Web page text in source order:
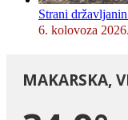
Strani
6. kolovoza